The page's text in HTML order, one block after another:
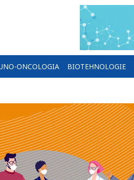
ONCOLOGIA BIOTEHNOLOGIE